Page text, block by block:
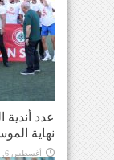
عدد أندية
نهاية
أغسطس 6, 2026